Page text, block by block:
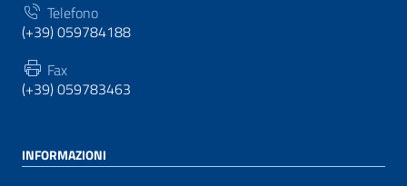
Telefono
(+39) 059784188
Fax
(+39) 059783463
INFORMAZIONI